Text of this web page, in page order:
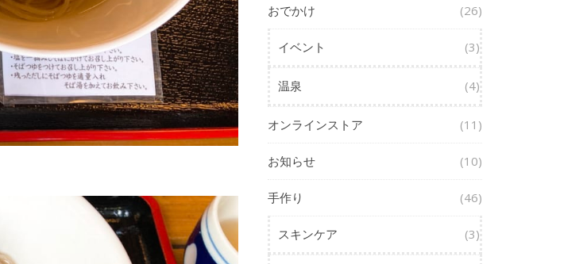
おでかけ (26)
イベント (3)
温泉 (4)
オンラインストア (11)
お知らせ (10)
手作り (46)
スキンケア (3)